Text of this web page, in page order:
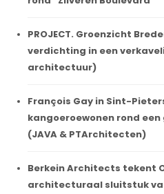
PROJECT. Groenzicht
verdichting in een
architectuur)
François Gay in Sint-
kangoeroewonen rond
(JAVA & PTArchitecten)
Berkein Architects tekent
architecturaal sluitstuk